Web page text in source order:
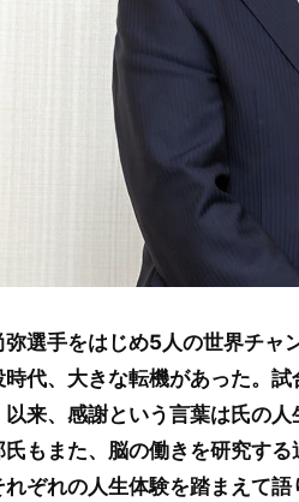
選手をはじめ5人の世界チャ
代、大きな転機があった。
以来、感謝という言葉は氏の
氏もまた、脳の働きを研究す
ぞれの人生体験を踏まえて語